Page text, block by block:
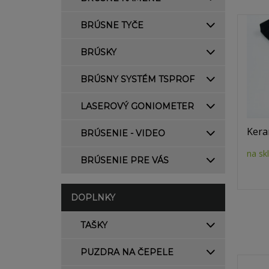
BRÚSNE TYČE
BRÚSKY
BRÚSNY SYSTÉM TSPROF
LASEROVÝ GONIOMETER
BRÚSENIE - VIDEO
BRÚSENIE PRE VÁS
DOPLNKY
TAŠKY
PUZDRA NA ČEPELE
na